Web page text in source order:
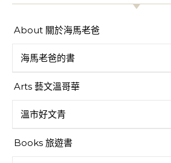
About 關於海馬老爸
海馬老爸的書
Arts 藝文溫哥華
溫市好文青
Books 旅遊書